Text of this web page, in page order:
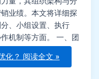
业绩。本文将详细探
、小组设置、执行
机制等方面。 一、团
化？ 阅读全文 »